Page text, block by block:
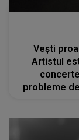
Vești
Artistul
probleme